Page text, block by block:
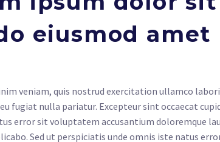
eiusmod amet
veniam, quis nostrud exercitation ullamco
fugiat nulla pariatur. Excepteur sint occaecat
error sit voluptatem accusantium doloremque
Sed ut perspiciatis unde omnis iste natus